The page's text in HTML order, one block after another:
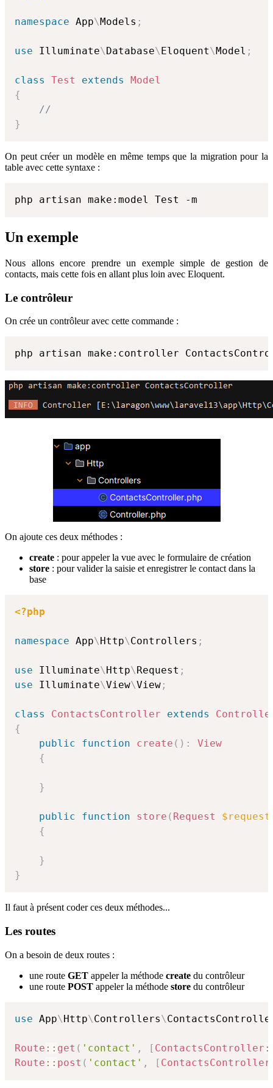
namespace App\Models ;
use Illuminate\Database\Eloquent\Model ;
class Test extends
Model
{
//
}
On peut créer un modèle en même temps que la migration pour la
table avec cette syntaxe :
php artisan make:model Test -m
Un exemple
Nous allons encore prendre un exemple simple de gestion de
contacts, mais cette fois en allant plus loin avec Eloquent.
Le contrôleur
On crée un contrôleur avec cette commande :
php artisan make:controller
On ajoute ces deux méthodes :
create : pour appeler la vue avec le formulaire de création
store : pour valider la saisie et enregistrer le contact dans la
base
<?php
namespace App\ Http\Controllers ;
use Illuminate\ Http\ Request ;
use
Illuminate\View\View ;
class ContactsController extends
{
public
function create ( ) :
View
{
}
public function store ( Request $request
{
}
}
Il faut à présent coder ces deux méthodes...
Les routes
On a besoin de deux routes :
une route GET appeler la méthode create du contrôleur
une route POST appeler la méthode store du contrôleur
use App\Http\Controllers\
Route :: get ( 'contact' , [ ContactsController
Route :: post ( 'contact' , [ ContactsController